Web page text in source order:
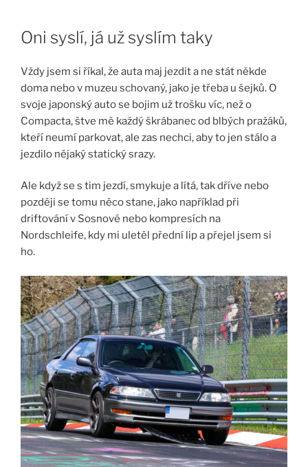
contentOni syslí, já už syslím taky
Vždy jsem si říkal, že auta maj jezdit a ne stát někde
doma nebo v muzeu schovaný, jako je třeba u šejků. O
svoje japonský auto se bojim už trošku víc, než o
Compacta, štve mě každý škrábanec od blbých pražáků,
kteří neumí parkovat, ale zas nechci, aby to jen stálo a
jezdilo nějaký statický srazy.
Ale když se s tim jezdí, smykuje a lítá, tak dříve nebo
později se tomu něco stane, jako například při
driftování v Sosnové nebo kompresích na
Nordschleife, kdy mi uletěl přední lip a přejel jsem si
ho.